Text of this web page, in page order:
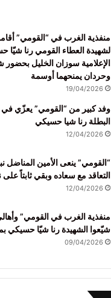
منفذية الغرب في “القومي”
لشهيدة العطاء القومي رنا شيّا
الإعلامية سوزان الخليل
وحردان يمنحهما أوسمة
19/04/2026
وفد كبير من “القومي” يعزّي في
البطلة رنا شيا حسيكي
12/04/2026
“القومي” ينعى الأمين المناضل
التعاقد مع سعاده وبقي ثابتاً
12/04/2026
منفذية الغرب في القومي”
شيّعوا الشهيدة رنا شيّا حسيكي
09/04/2026